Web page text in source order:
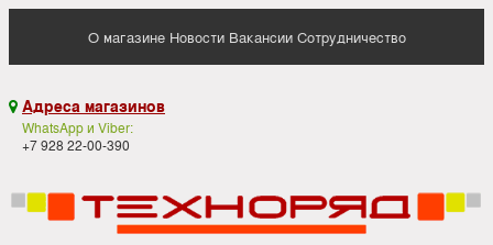
О магазине Новости Вакансии Сотрудничество
 Адреса магазинов
WhatsApp и Viber:
+7 928 22-00-390